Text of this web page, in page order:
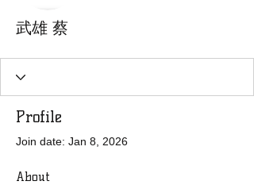
武雄 蔡
Profile
Join date: Jan 8, 2026
About